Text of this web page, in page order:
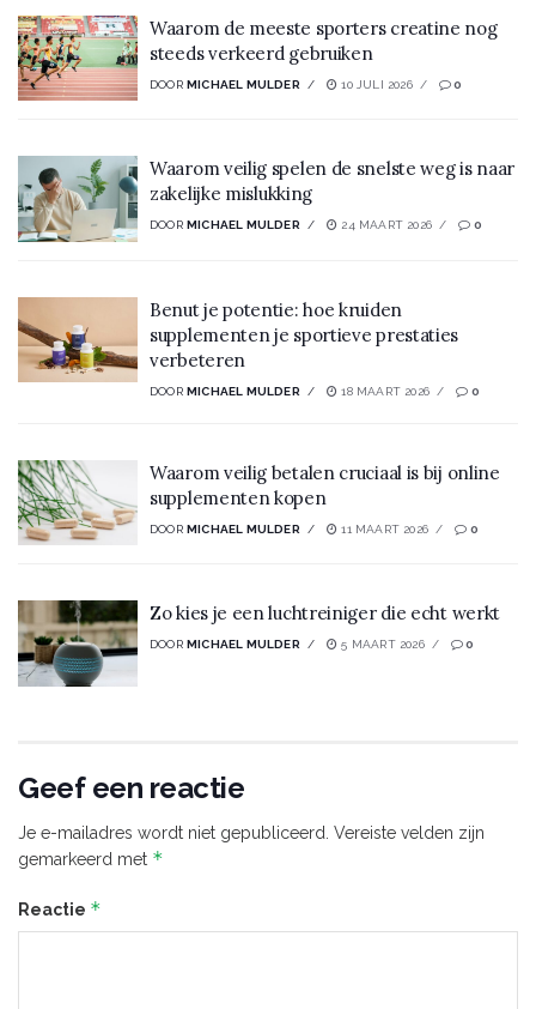
Waarom de meeste sporters creatine nog
steeds verkeerd gebruiken
DOOR MICHAEL MULDER 10 JULI 2026 0
Waarom veilig spelen de snelste weg is naar
zakelijke mislukking
DOOR MICHAEL MULDER 24 MAART 2026 0
Benut je potentie: hoe kruiden
supplementen je sportieve prestaties
verbeteren
DOOR MICHAEL MULDER 18 MAART 2026 0
Waarom veilig betalen cruciaal is bij online
supplementen kopen
DOOR MICHAEL MULDER 11 MAART 2026 0
Zo kies je een luchtreiniger die echt werkt
DOOR MICHAEL MULDER 5 MAART 2026 0
Geef een reactie
Je e-mailadres wordt niet gepubliceerd. Vereiste velden zijn
gemarkeerd met *
Reactie *